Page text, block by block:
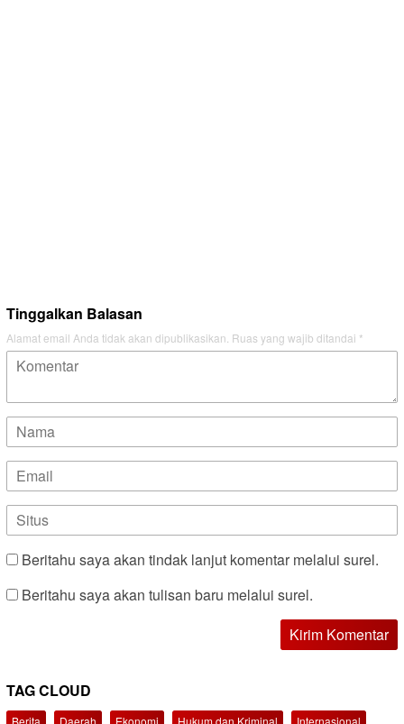
Tinggalkan Balasan
Alamat email Anda tidak akan dipublikasikan. Ruas yang wajib ditandai *
Beritahu saya akan tindak lanjut komentar melalui surel.
Beritahu saya akan tulisan baru melalui surel.
TAG CLOUD
Berita Daerah Ekonomi Hukum dan Kriminal
Internasional